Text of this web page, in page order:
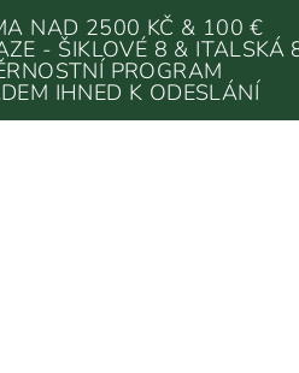
NAD 2500 KČ & 100 €
- ŠIKLOVÉ 8 & ITALSKÁ
PROGRAM
IHNED K ODESLÁNÍ